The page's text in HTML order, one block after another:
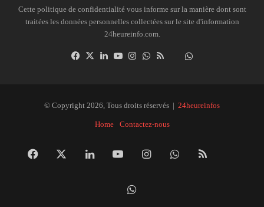
Cette politique de confidentialité vous informe sur la manière dont sont
traitées les données personnelles collectées sur le site d'information
24heureinfo.com.
Facebook
X LinkedinYouTubeInstagramWhatsAppDailymotion
© Copyright 2026, Tous droits réservés | 24heureinfos
Home Contactez-nous
Facebook LinkedinYouTubeInstagramWhatsApp
RSS